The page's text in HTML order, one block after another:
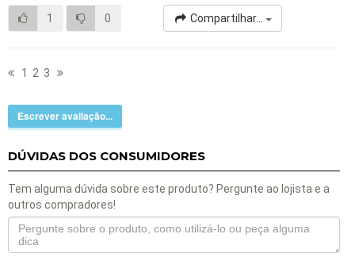
1 0 Compartilhar...
1 2 3
Escrever avaliação...
DÚVIDAS DOS CONSUMIDORES
Tem alguma dúvida sobre este produto? Pergunte ao lojista e a
outros compradores!